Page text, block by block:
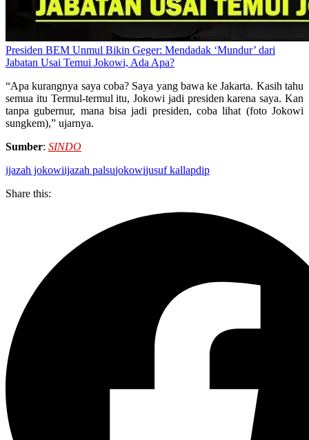
Presiden BEM Unmul Bikin Geger: Mendadak ‘Mundur’ dari
Jabatan Usai Temui Jokowi, Ada Apa?
“Apa kurangnya saya coba? Saya yang bawa ke Jakarta. Kasih tahu
semua itu Termul-termul itu, Jokowi jadi presiden karena saya. Kan
tanpa gubernur, mana bisa jadi presiden, coba lihat (foto Jokowi
sungkem),” ujarnya.
Sumber: SINDO
ijazah jokowiijazah palsujokowijusuf kallapdip
Share this: